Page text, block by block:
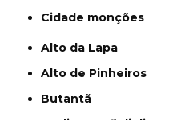
cidade monções
Alto da Lapa
Alto de Pinheiros
Butantã